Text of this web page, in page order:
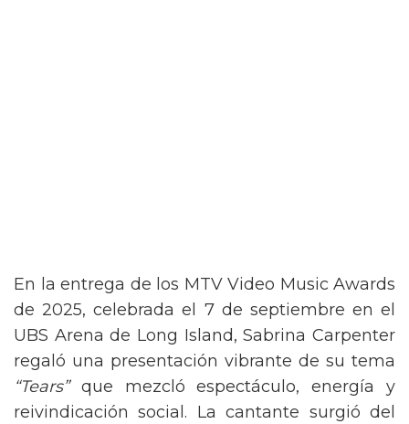
En la entrega de los MTV Video Music Awards
de 2025, celebrada el 7 de septiembre en el
UBS Arena de Long Island, Sabrina Carpenter
regaló una presentación vibrante de su tema
“Tears”que mezcló espectáculo, energía y
reivindicación social. La cantante surgió del